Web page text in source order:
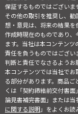
保証するものではございま
その他の取引を推奨し、
想・意見は、将来の結果
作成時現在のものであり
ます。当社は本コンテン
責任を負うものではござ
判断と責任でなさるようお
本コンテンツでは当社で
る部分があります。商品
くは「契約締結前交付書
論見書補完書面」または
に関する説明」をよくお読